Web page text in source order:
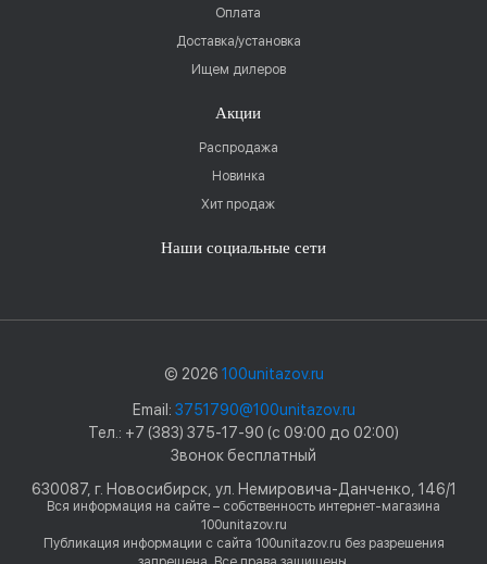
Оплата
Доставка/установка
Ищем дилеров
Акции
Распродажа
Новинка
Хит продаж
Наши социальные сети
© 2026 100unitazov.ru
Email: 3751790@100unitazov.ru
Тел.: +7 (383) 375-17-90 (с 09:00 до 02:00)
Звонок бесплатный
630087, г. Новосибирск, ул. Немировича-Данченко, 146/1
Вся информация на сайте – собственность интернет-магазина
100unitazov.ru
Публикация информации с сайта 100unitazov.ru без разрешения